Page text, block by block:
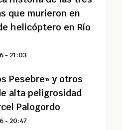
que murieron en
helicóptero en Río
- 21:03
Pesebre» y otros
alta peligrosidad
llegan a cárcel Palogordo
- 20:47